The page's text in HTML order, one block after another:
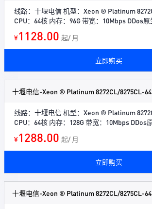
线路：十堰电信 机型：Xeon ® Platinum
CPU：64核 内存：96G 带宽：10Mbps DDos
¥1128.00 起/ 月
立即购买
十堰电信-Xeon ® Platinum 8272CL/8275CL-64
线路：十堰电信 机型：Xeon ® Platinum
CPU：64核 内存：128G 带宽：10Mbps DDos
¥1288.00 起/ 月
立即购买
十堰电信-Xeon ® Platinum 8272CL/8275CL-64